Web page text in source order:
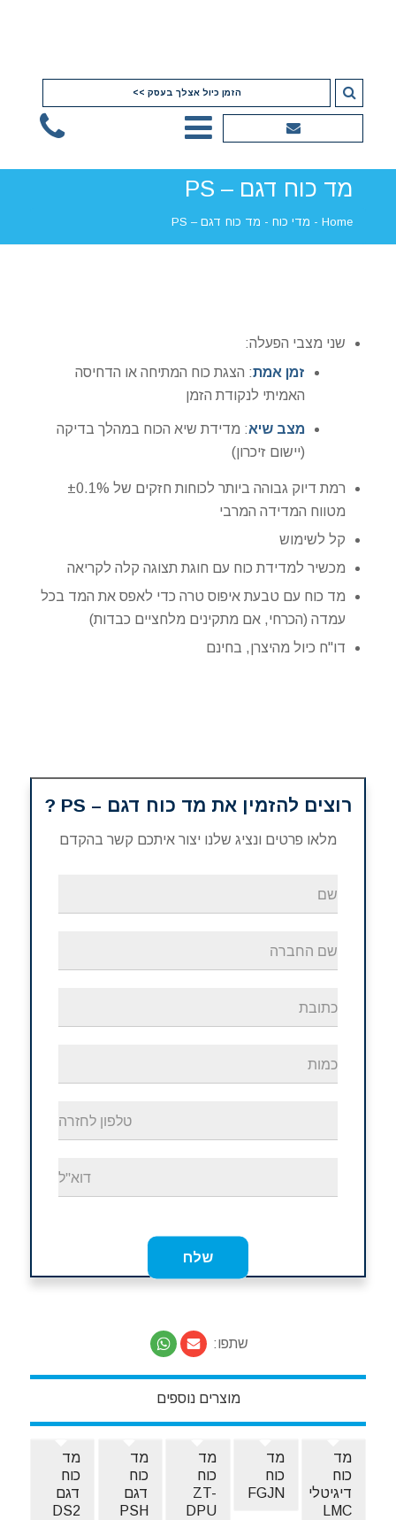
הזמן כיול אצלך בעסק >>
מד כוח דגם – PS
Home
- מדי כוח- מד כוח דגם – PS
שני מצבי הפעלה:
זמן אמת: הצגת כוח המתיחה או הדחיסה
האמיתי לנקודת הזמן
מצב שיא: מדידת שיא הכוח במהלך בדיקה
(יישום זיכרון)
רמת דיוק גבוהה ביותר לכוחות חזקים של ±0.1%
מטווח המדידה המרבי
קל לשימוש
מכשיר למדידת כוח עם חוגת תצוגה קלה לקריאה
מד כוח עם טבעת איפוס טרה כדי לאפס את המד בכל
עמדה (הכרחי, אם מתקינים מלחציים כבדות)
דו"ח כיול מהיצרן, בחינם
רוצים להזמין את מד כוח דגם – PS ?
מלאו פרטים ונציג שלנו יצור איתכם קשר בהקדם
שתפו:
מוצרים נוספים
מד
כוח
דיגיטלי
LMC
מד
כוח
FGJN
מד
כוח
ZT-
DPU
מד
כוח
דגם
PSH
מד
כוח
דגם
DS2